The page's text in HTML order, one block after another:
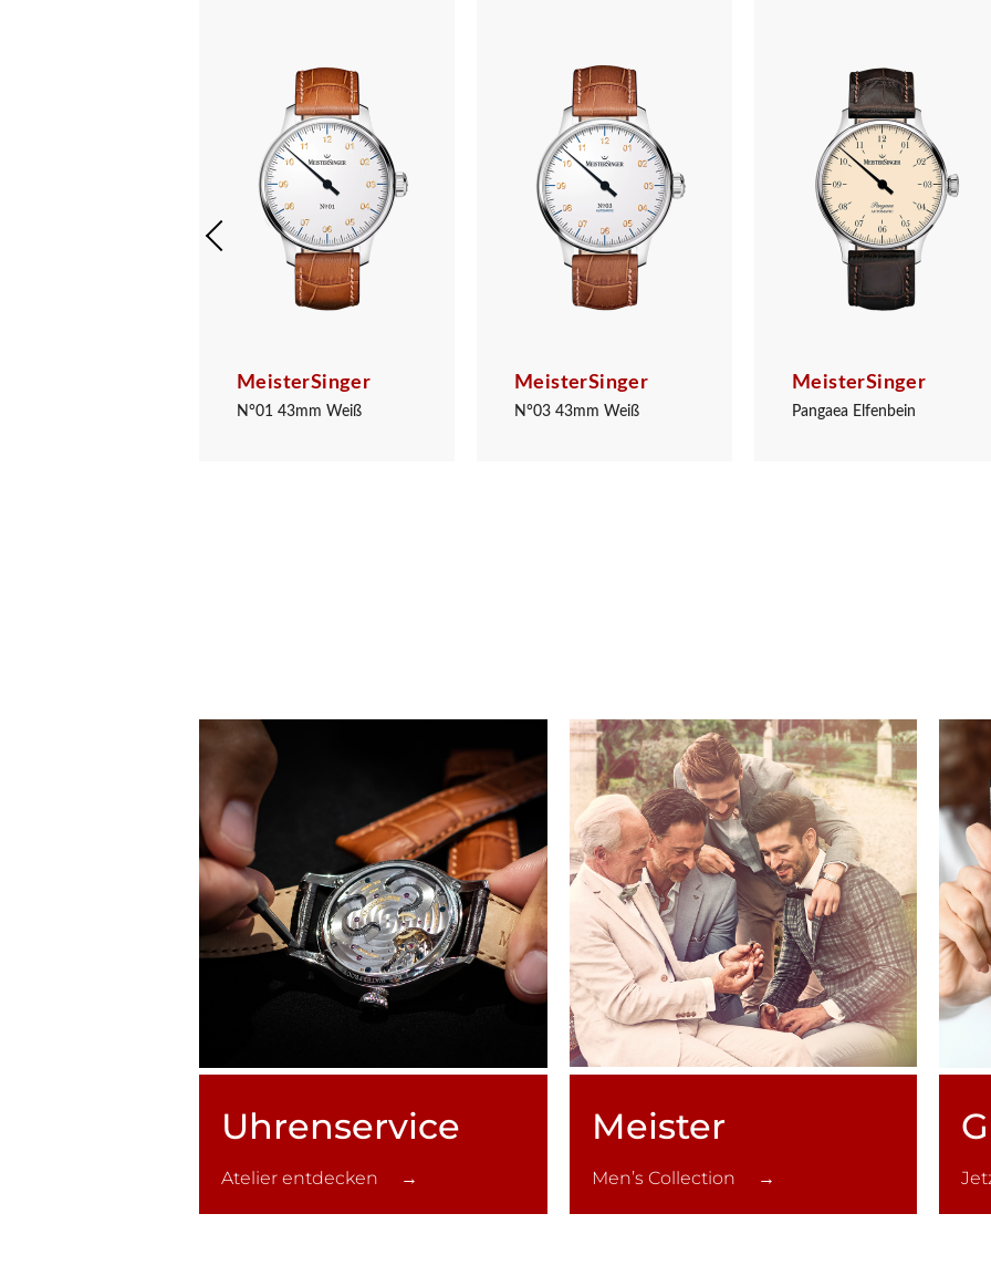
MeisterSinger
N°01 43mm Weiß
MeisterSinger
N°03 43mm Weiß
MeisterSinger
Pangaea Elfenbein
Uhren­service
Atelier entdecken →
Meister
Men’s Collection →